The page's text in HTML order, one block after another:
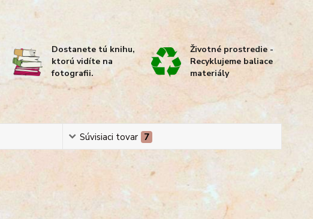
Dostanete tú knihu,
ktorú vidíte na
fotografii.
Životné prostredie -
Recyklujeme baliace
materiály
Súvisiaci tovar 7